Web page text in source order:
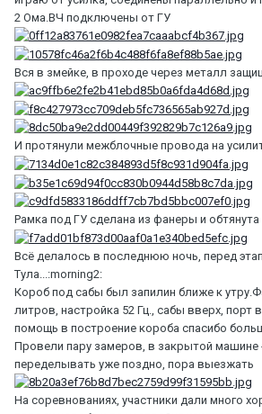
2 Ома.ВЧ подключены от ГУ
Вся в змейке, в проходе через металл
И протянули межблочные провода на
Рамка под ГУ сделана из фанеры и
Всё делалось в последнюю ночь, перед
Тула...:morning2:
Короб под сабы был запилин ближе к
литров, настройка 52 Гц., сабы вверх, порт
помощь в построение короба спасибо
Провели пару замеров, в закрытой машине
переделывать уже поздно, пора выезжать
На соревнованиях, участники дали много